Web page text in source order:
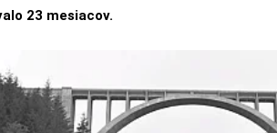
23 mesiacov.